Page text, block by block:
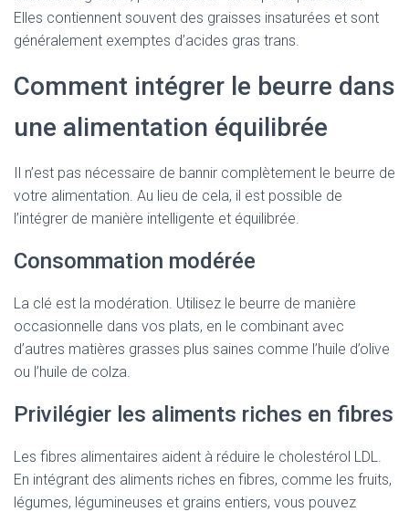
Elles contiennent souvent des graisses insaturées et sont
généralement exemptes d’acides gras trans.
Comment intégrer le beurre dans
une alimentation équilibrée
Il n’est pas nécessaire de bannir complètement le beurre de
votre alimentation. Au lieu de cela, il est possible de
l’intégrer de manière intelligente et équilibrée.
Consommation modérée
La clé est la modération. Utilisez le beurre de manière
occasionnelle dans vos plats, en le combinant avec
d’autres matières grasses plus saines comme l’huile d’olive
ou l’huile de colza.
Privilégier les aliments riches en fibres
Les fibres alimentaires aident à réduire le cholestérol LDL.
En intégrant des aliments riches en fibres, comme les fruits,
légumes, légumineuses et grains entiers, vous pouvez